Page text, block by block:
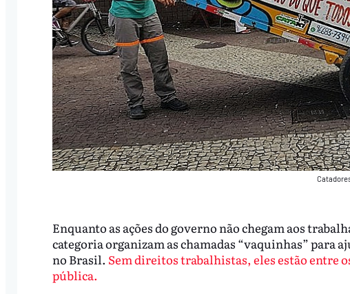
Enquanto as ações do governo não chegam aos
categoria organizam as chamadas “vaquinhas” para
no Brasil. Sem direitos trabalhistas, eles estão entre
pública.